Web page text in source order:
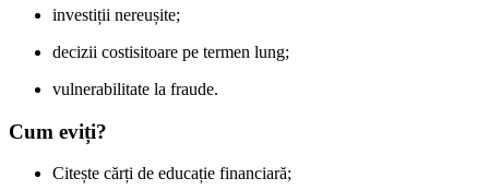
investiții nereușite;
decizii costisitoare pe termen lung;
vulnerabilitate la fraude.
Cum eviți?
Citește cărți de educație financiară;